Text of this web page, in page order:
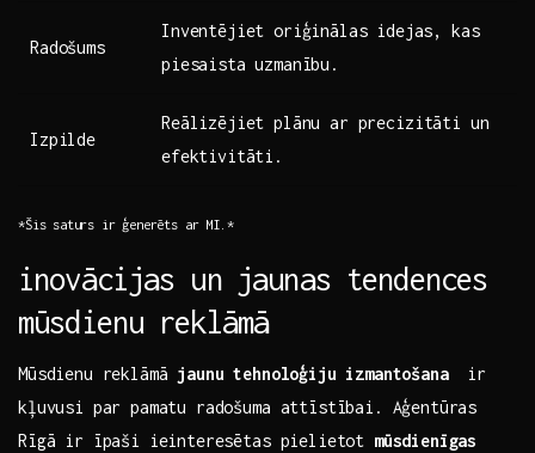
Radošums
Inventējiet oriģinālas ⁤idejas, kas
‌piesaista uzmanību.
Izpilde
Reālizējiet plānu ar precizitāti un
efektivitāti.
*Šis ⁢saturs⁤ ir ģenerēts ar MI.*
inovācijas un⁤ jaunas tendences
mūsdienu reklāmā
Mūsdienu reklāmā jaunu tehnoloģiju izmantošana‍ ir
kļuvusi ‌par pamatu radošuma attīstībai. Aģentūras
Rīgā‌ ir īpaši ieinteresētas pielietot mūsdienīgas